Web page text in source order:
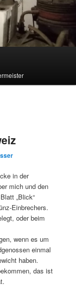
in der
mich und den
„Blick“
Einbrechers.
oder beim
wenn es um
einmal
haben.
das ist